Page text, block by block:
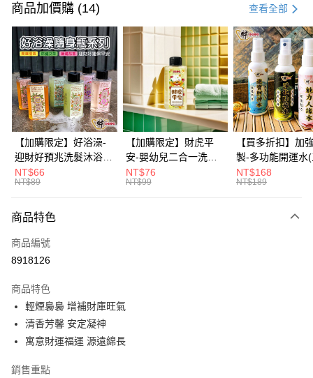
信用卡一次付款
信用卡分期付款
3 期 0 利率 每期NT$83 21家銀行
合作金庫商業銀行
第一商業銀行
華南商業銀行
彰化商業銀行
上海商業儲蓄銀行
台北富邦商業銀行
國泰世華商業銀行
兆豐國際商業銀行
臺灣中小企業銀行
台中商業銀行
匯豐（台灣）商業銀行
華泰商業銀行
聯邦商業銀行
遠東國際商業銀行
元大商業銀行
台灣樂天信用卡公司
6 期 0 利率 每期NT$41 21家銀行
合作金庫商業銀行
第一商業銀行
華南商業銀行
彰化商業銀行
上海商業儲蓄銀行
台北富邦商業銀行
國泰世華商業銀行
兆豐國際商業銀行
臺灣中小企業銀行
台中商業銀行
匯豐（台灣）商業銀行
聯邦商業銀行
玉山商業銀行
台灣樂天信用卡公司
12 期 0 利率 每期NT$20 21家銀行
合作金庫商業銀行
第一商業銀行
華南商業銀行
彰化商業銀行
上海商業儲蓄銀行
台北富邦商業銀行
國泰世華商業銀行
兆豐國際商業銀行
臺灣中小企業銀行
元大商業銀行
台新國際商業銀行
台灣樂天信用卡公司
超商取貨付款
LINE Pay
Apple Pay
悠遊付
Google Pay
大哥付你分期
相關說明
【大哥付你分期使用說明】
1.本服務由台灣大哥大提供，台灣大哥大用戶可立即使用無須另外申請。
流程，驗證手機門號後，選擇欲分期的期數、繳款截止日，確認付款後即完
AFTEE先享後付
相關說明
商品加價購 (14) 查看全部
【加購限定】好浴澡-
迎財好預兆洗髮沐浴露
60ml(六款任選)【財神
小舖】PIF 財神嚴選，
瓶 旅遊出門最安心
NT$66
NT$89
【加購限定】財虎平
安-嬰幼兒二合一洗髮
沐浴露60ml《財神小
舖》【BABY-0601】
NT$76
NT$99
【買多折扣】加
製-多功能開運水
任選)《大師特製
《含開光》財神
NT$168
NT$189
商品特色
商品編號
8918126
商品特色
輕煙裊裊 增補財庫旺氣
清香芳馨 安定凝神
寓意財運福運 源遠綿長
銷售重點